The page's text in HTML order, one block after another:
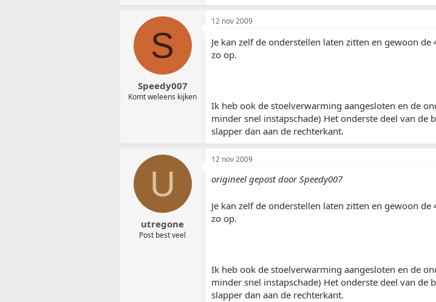
S
Speedy007
Komt weleens kijken
12 nov 2009
Je kan zelf de onderstellen laten zitten en gewoon
zo op.
Ik heb ook de stoelverwarming aangesloten en de
minder snel instapschade) Het onderste deel van
slapper dan aan de rechterkant.
U
utregone
Post best veel
12 nov 2009
origineel gepost door Speedy007
Je kan zelf de onderstellen laten zitten en gewoon
zo op.
Ik heb ook de stoelverwarming aangesloten en de
minder snel instapschade) Het onderste deel van
slapper dan aan de rechterkant.